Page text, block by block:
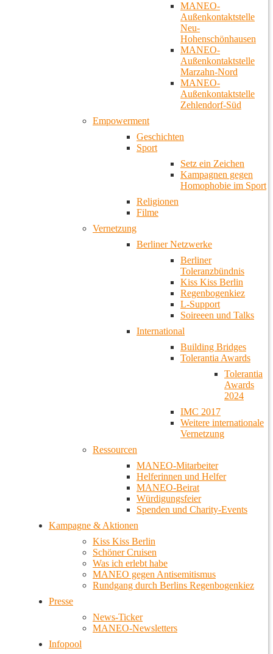
MANEO-
Außenkontaktstelle
Neu-
Hohenschönhausen
MANEO-
Außenkontaktstelle
Marzahn-Nord
MANEO-
Außenkontaktstelle
Zehlendorf-Süd
Empowerment
Geschichten
Sport
Setz ein Zeichen
Kampagnen gegen
Homophobie im Sport
Religionen
Filme
Vernetzung
Berliner Netzwerke
Berliner
Toleranzbündnis
Kiss Kiss Berlin
Regenbogenkiez
L-Support
Soireeen und Talks
International
Building Bridges
Tolerantia Awards
Tolerantia
Awards
2024
IMC 2017
Weitere internationale
Vernetzung
Ressourcen
MANEO-Mitarbeiter
Helferinnen und Helfer
MANEO-Beirat
Würdigungsfeier
Spenden und Charity-Events
Kampagne & Aktionen
Kiss Kiss Berlin
Schöner Cruisen
Was ich erlebt habe
MANEO gegen Antisemitismus
Rundgang durch Berlins Regenbogenkiez
Presse
News-Ticker
MANEO-Newsletters
Infopool